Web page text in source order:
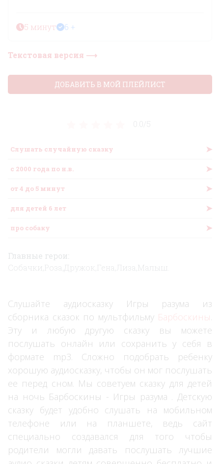
5 минут 6 +
Текстовая версия ⟶
0.0/ 5
Слушать случайную сказку ➤
c 2000 года по н.в. ➤
от 4 до 5 минут ➤
для детей 6 лет ➤
про собаку ➤
Главные герои:
Собачки,Роза,Дружок,Гена,Лиза,Малыш.
ДОБАВИТЬ В МОЙ ПЛЕЙЛИСТ
Слушайте аудиосказку Игры разума из
сборника сказок по мультфильму Барбоскины
Эту и любую другую сказку вы можете
послушать онлайн или сохранить у себя в
формате mp3. Сложно подобрать ребенку
хорошую аудиосказку, чтобы он мог послушать
ее перед сном. Мы советуем сказку для детей
на ночь Барбоскины - Игры разума . Детскую
сказку будет удобно слушать на мобильном
телефоне или на планшете, ведь сайт
специально создавался для того чтобы
родители могли давать послушать лучшие
×